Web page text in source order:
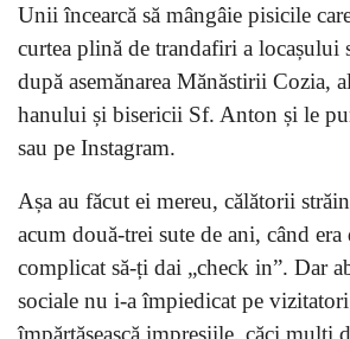
Unii încearcă să mângâie pisicile
curtea plină de trandafiri a locașului
după asemănarea Mănăstirii Cozia,
hanului și bisericii Sf. Anton și le
sau pe Instagram.
Așa au făcut ei mereu, călătorii
acum două-trei sute de ani, când era
complicat să-ți dai „check in”. Dar
sociale nu i-a împiedicat pe vizitatori
împărtășească impresiile, căci mulți